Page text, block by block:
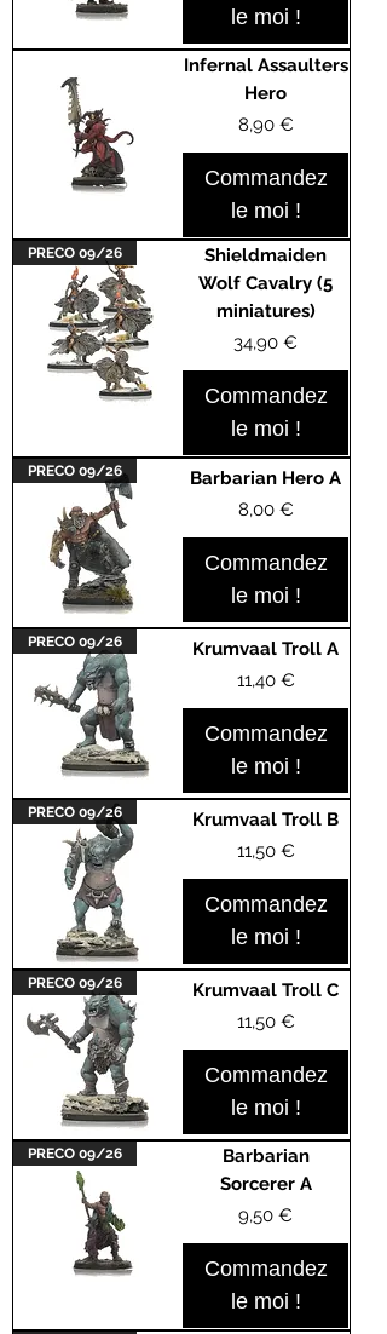
le moi !
Infernal Assaulters
Hero
Prix
8,90 €
Commandez
le moi !
PRECO 09/26
Shieldmaiden
Wolf Cavalry (5
miniatures)
Prix
34,90 €
Commandez
le moi !
PRECO 09/26
Barbarian Hero A
Prix
8,00 €
Commandez
le moi !
PRECO 09/26
Krumvaal Troll A
Prix
11,40 €
Commandez
le moi !
PRECO 09/26
Krumvaal Troll B
Prix
11,50 €
Commandez
le moi !
PRECO 09/26
Krumvaal Troll C
Prix
11,50 €
Commandez
le moi !
PRECO 09/26
Barbarian
Sorcerer A
Prix
9,50 €
Commandez
le moi !